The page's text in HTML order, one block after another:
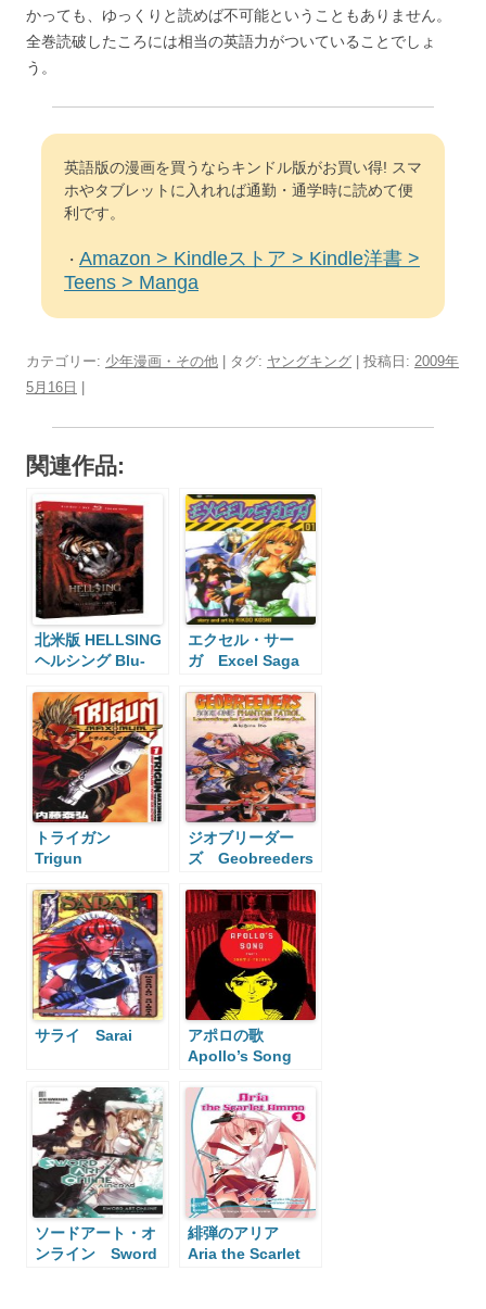
かっても、ゆっくりと読めば不可能ということもありません。
全巻読破したころには相当の英語力がついていることでしょ
う。
英語版の漫画を買うならキンドル版がお買い得! スマ
ホやタブレットに入れれば通勤・通学時に読めて便
利です。
・ Amazon > Kindleストア > Kindle洋書 >
Teens > Manga
カテゴリー: 少年漫画・その他 | タグ: ヤングキング | 投稿日: 2009年
5月16日
関連作品:
北米版 HELLSING
ヘルシング Blu-
エクセル・サー
ガ Excel Saga
トライガン
Trigun
ジオブリーダー
ズ Geobreeders
サライ Sarai
アポロの歌
Apollo’s Song
ソードアート・オ
ンライン Sword
緋弾のアリア
Aria the Scarlet